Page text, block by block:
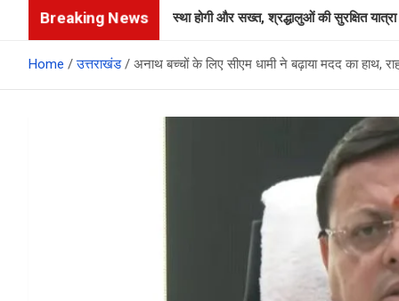
Breaking News
पर सुरक्षा और यातायात व्यवस्था होगी और सख्त, श्रद्धालुओं की सुरक्षित यात्रा पर
Home उत्तराखंड अनाथ बच्चों के लिए सीएम धामी ने बढ़ाया मदद का हाथ,